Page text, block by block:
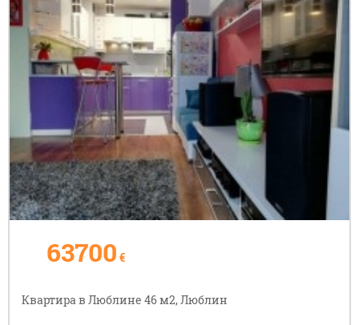
63700 €
Квартира в Люблине 46 м2, Люблин